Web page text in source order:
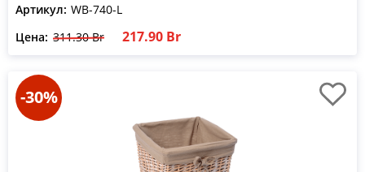
Артикул: WB-740-L
Цена: 311.30 Br 217.90 Br
-30%